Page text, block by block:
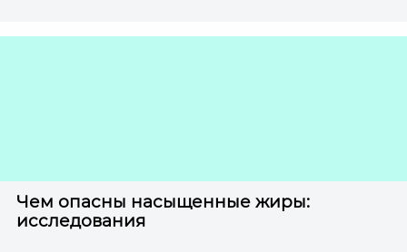
Чем опасны насыщенные жиры:
исследования